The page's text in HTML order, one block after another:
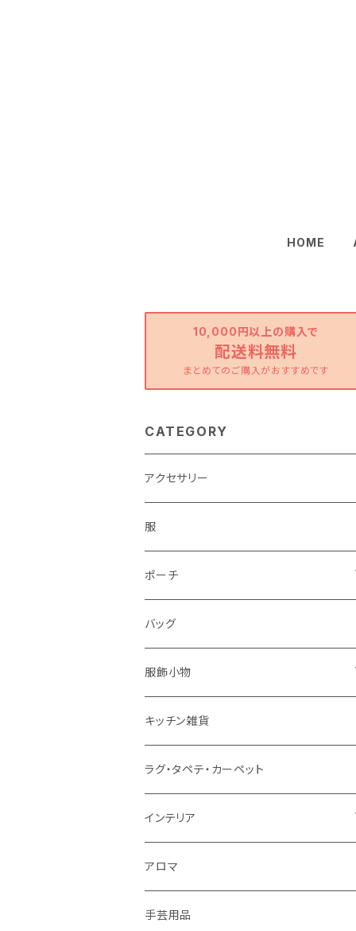
HOME
10,000円以上の購入で
配送料無料
まとめてのご購入がおすすめです
CATEGORY
アクセサリー
服
ポーチ
パソコンケース
バッグ
服飾小物
ストール
ベルト
キーホルダー
手袋
キッチン雑貨
ラグ・タペテ・カーペット
インテリア
クッションカバー
アロマ
手芸用品